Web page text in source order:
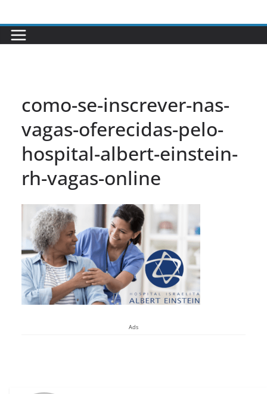
para
o
como-se-inscrever-nas-
vagas-oferecidas-pelo-
hospital-albert-einstein-
rh-vagas-online
Ads